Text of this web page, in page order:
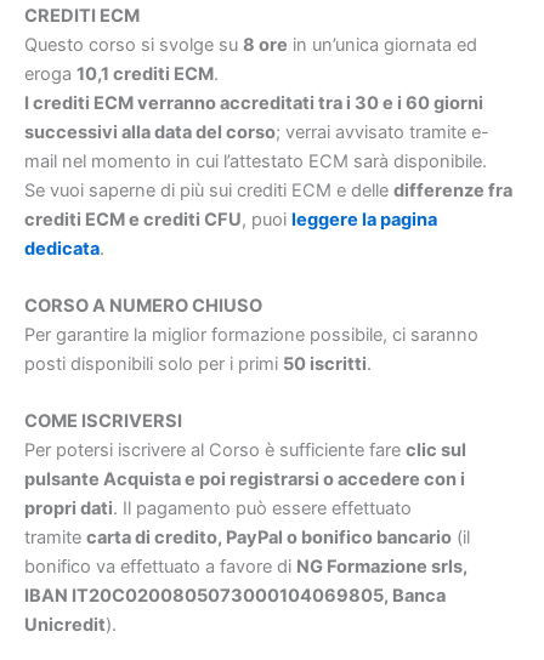
CREDITI ECM
Questo corso si svolge su 8 ore in un’unica giornata ed
eroga 10,1 crediti ECM.
I crediti ECM verranno accreditati tra i 30 e i 60 giorni
successivi alla data del corso; verrai avvisato tramite e-
mail nel momento in cui l’attestato ECM sarà disponibile.
Se vuoi saperne di più sui crediti ECM e delle differenze fra
crediti ECM e crediti CFU, puoi leggere la pagina
dedicata.
CORSO A NUMERO CHIUSO
Per garantire la miglior formazione possibile, ci saranno
posti disponibili solo per i primi 50 iscritti.
COME ISCRIVERSI
Per potersi iscrivere al Corso è sufficiente fare clic sul
pulsante Acquista e poi registrarsi o accedere con i
propri dati. Il pagamento può essere effettuato
tramite carta di credito, PayPal o bonifico bancario (il
bonifico va effettuato a favore di NG Formazione srls,
IBAN IT20C0200805073000104069805, Banca
Unicredit).